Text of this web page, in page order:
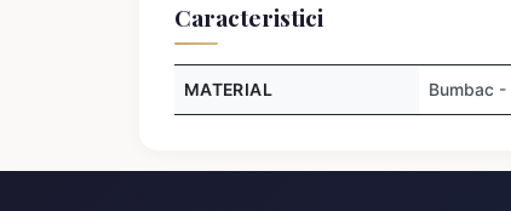
Caracteristici
MATERIAL Bumbac -